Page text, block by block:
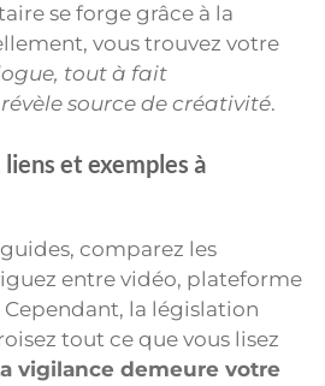
se forge grâce à la
vous trouvez votre
tout à fait
source de créativité.
liens et exemples à
comparez les
entre vidéo, plateforme
Cependant, la législation
tout ce que vous lisez
vigilance demeure votre